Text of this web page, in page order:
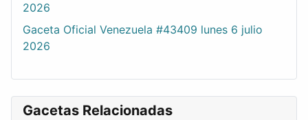
2026
Gaceta Oficial Venezuela #43409 lunes 6 julio
2026
Gacetas Relacionadas